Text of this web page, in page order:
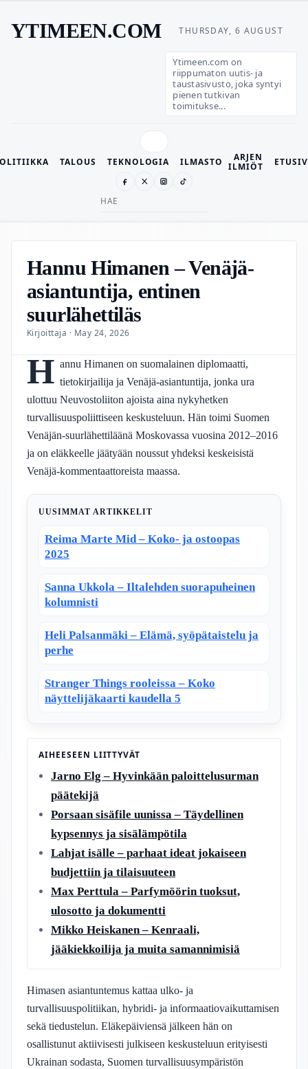
THURSDAY, 6 AUGUST
YTIMEEN.COM
Ytimeen.com on
riippumaton uutis- ja
taustasivusto, joka syntyi
pienen tutkivan
toimitukse...
TALOUS TEKNOLOGIA ILMASTO
ARJEN
ILMIÖT
Search
Hannu Himanen – Venäjä-
asiantuntija, entinen
suurlähettiläs
Kirjoittaja · May 24, 2026
H annu Himanen on suomalainen diplomaatti,
tietokirjailija ja Venäjä-asiantuntija, jonka ura
ulottuu Neuvostoliiton ajoista aina nykyhetken
turvallisuuspoliittiseen keskusteluun. Hän toimi Suomen
Venäjän-suurlähettiläänä Moskovassa vuosina 2012–2016
ja on eläkkeelle jäätyään noussut yhdeksi keskeisistä
Venäjä-kommentaattoreista maassa.
UUSIMMAT ARTIKKELIT
Reima Marte Mid – Koko- ja ostoopas
2025
Sanna Ukkola – Iltalehden suorapuheinen
kolumnisti
Heli Palsanmäki – Elämä, syöpätaistelu ja
perhe
Stranger Things rooleissa – Koko
näyttelijäkaarti kaudella 5
AIHEESEEN LIITTYVÄT
Jarno Elg – Hyvinkään paloittelusurman
päätekijä
Porsaan sisäfile uunissa – Täydellinen
kypsennys ja sisälämpötila
Lahjat isälle – parhaat ideat jokaiseen
budjettiin ja tilaisuuteen
Max Perttula – Parfymöörin tuoksut,
ulosotto ja dokumentti
Mikko Heiskanen – Kenraali,
jääkiekkoilija ja muita samannimisiä
Himasen asiantuntemus kattaa ulko- ja
turvallisuuspolitiikan, hybridi- ja informaatiovaikuttamisen
sekä tiedustelun. Eläkepäiviensä jälkeen hän on
osallistunut aktiivisesti julkiseen keskusteluun erityisesti
Ukrainan sodasta, Suomen turvallisuusympäristön